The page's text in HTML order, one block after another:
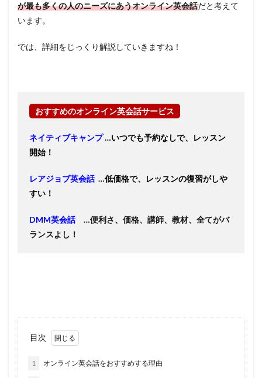
が最も多くの人のニーズにあうオンライン英会話だと考えて
います。
では、詳細をじっくり解説していきますね！
おすすめのオンライン英会話サービス
ネイティブキャンプ…いつでも予約なしで、レッスン
開始！
レアジョブ英会話…低価格で、レッスンの復習がしや
すい！
DMM英会話
…便利さ、価格、講師、教材、全てがバ
ランスよし！
目次
1 オンライン英会話をおすすめする理由